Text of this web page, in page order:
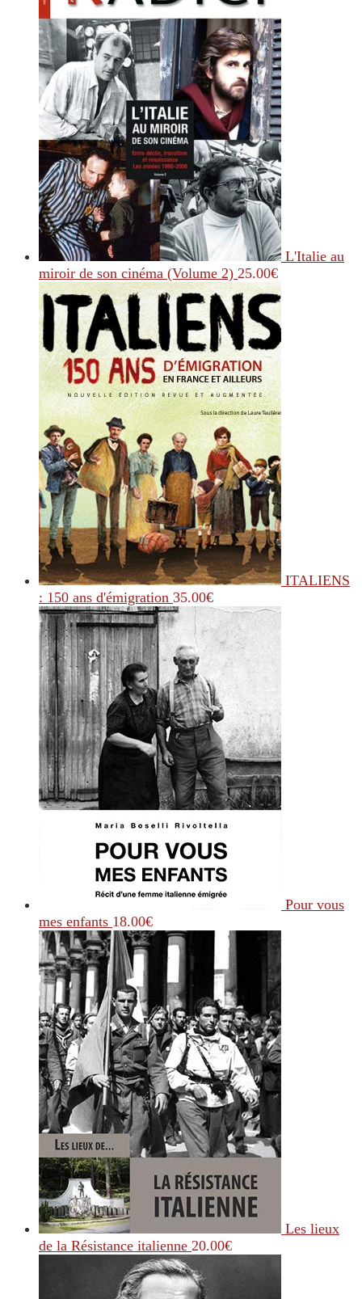
L'Italie au
miroir de son cinéma (Volume 2) 25.00€
ITALIENS
: 150 ans d'émigration 35.00€
Pour vous
mes enfants 18.00€
Les lieux
de la Résistance italienne 20.00€